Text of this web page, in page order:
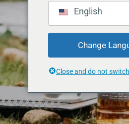
Om
English
Change
Close and do not